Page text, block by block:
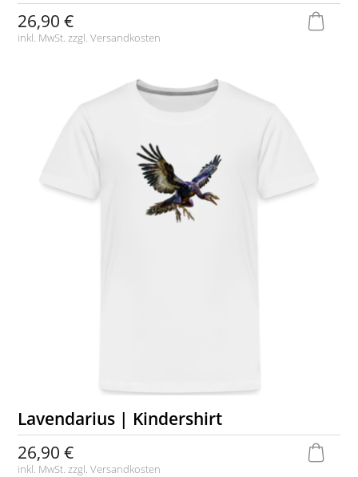
26,90 €
inkl. MwSt. zzgl.Versandkosten
Lavendarius | Kindershirt
26,90 €
inkl. MwSt. zzgl.Versandkosten